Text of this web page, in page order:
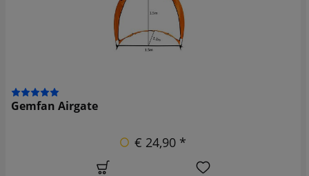
Gemfan Airgate
€ 24,90 *